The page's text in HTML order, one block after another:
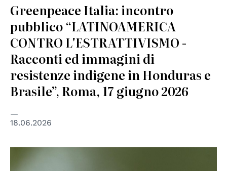
Greenpeace Italia: incontro
pubblico “LATINOAMERICA
CONTRO L'ESTRATTIVISMO -
Racconti ed immagini di
resistenze indigene in Honduras e
Brasile”, Roma, 17 giugno 2026
18.06.2026